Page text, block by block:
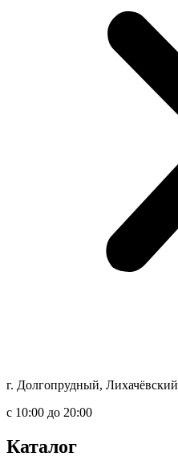
г. Долгопрудный,
c 10:00 до 20:00
Каталог